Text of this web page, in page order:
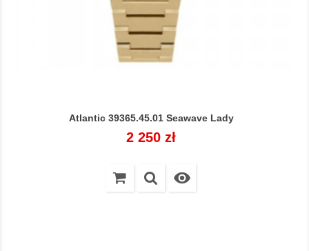
Atlantic 39365.45.01 Seawave Lady
Cena
2 250 zł
